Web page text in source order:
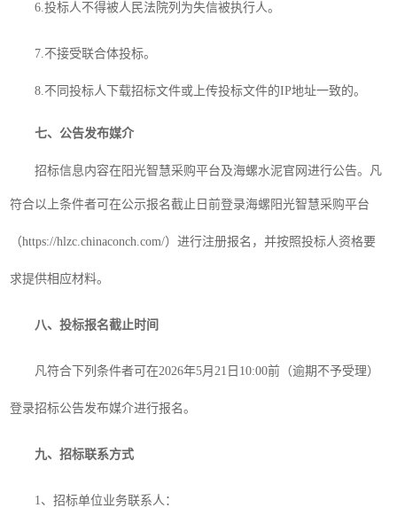
6.投标人不得被人民法院列为失信被执行人。
7.不接受联合体投标。
8.不同投标人下载招标文件或上传投标文件的IP地址一致的。
七、公告发布媒介
招标信息内容在阳光智慧采购平台及海螺水泥官网进行公告。 凡
符合以上条件者可在公示报名截止日前登录海螺阳光智慧采购平台
（https://hlzc.chinaconch.com/）进行注册报名，并按照投标人资格要
求提供相应材料。
八、投标报名截止时间
凡符合下列条件者可在2026年5月21 日 10:00前（逾期不予受理）
登录招标公告发布媒介进行报名。
九、招标联系方式
1、招标单位业务联系人：